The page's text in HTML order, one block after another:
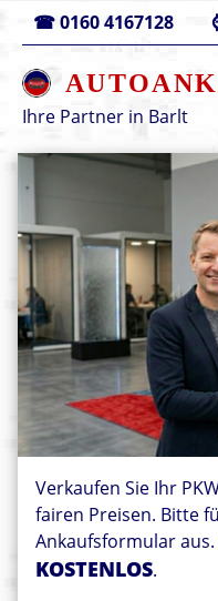
☎0160 4167128
Ihre Partner in Barlt
Verkaufen Sie Ihr
fairen Preisen. Bitte
Ankaufsformular
KOSTENLOS.